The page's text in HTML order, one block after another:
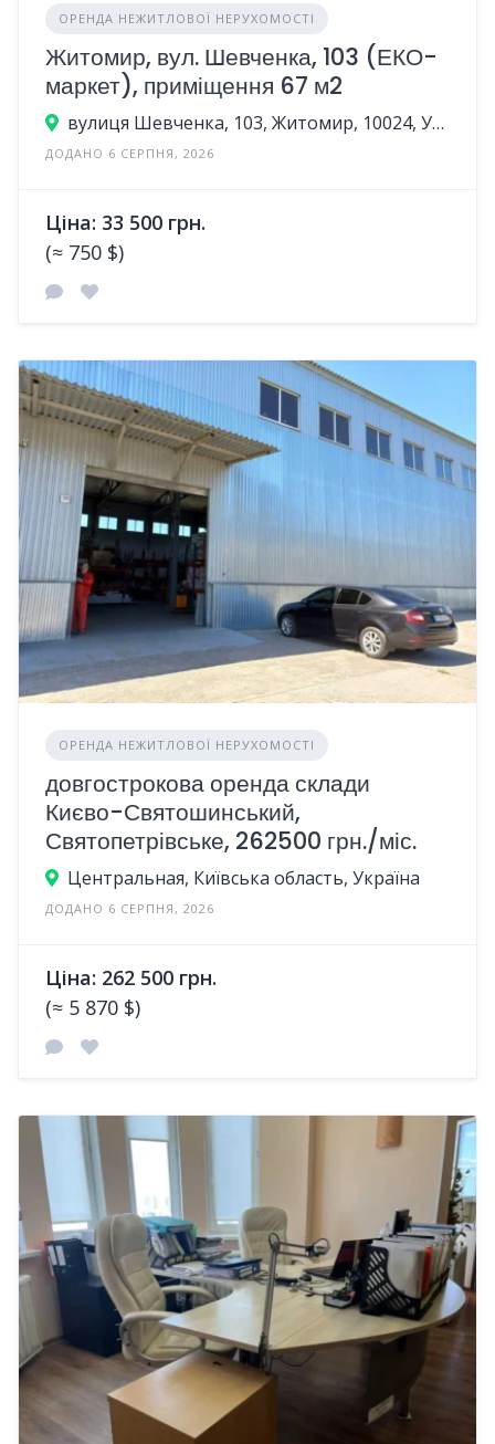
ОРЕНДА НЕЖИТЛОВОЇ НЕРУХОМОСТІ
Житомир, вул. Шевченка, 103 (ЕКО-
маркет), приміщення 67 м2
вулиця Шевченка, 103, Житомир, 10024, Україна
ДОДАНО 6 СЕРПНЯ, 2026
Ціна: 33 500 грн.
(≈ 750 $)
ОРЕНДА НЕЖИТЛОВОЇ НЕРУХОМОСТІ
довгострокова оренда склади
Києво-Святошинський,
Святопетрівське, 262500 грн./міс.
Центральная, Київська область, Україна
ДОДАНО 6 СЕРПНЯ, 2026
Ціна: 262 500 грн.
(≈ 5 870 $)